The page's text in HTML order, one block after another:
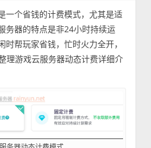
一个省钱的计费模式，尤其是适
务器的特点是非24小时持续运
帮玩家省钱，忙时火力全开，
理游戏云服务器动态计费详细介